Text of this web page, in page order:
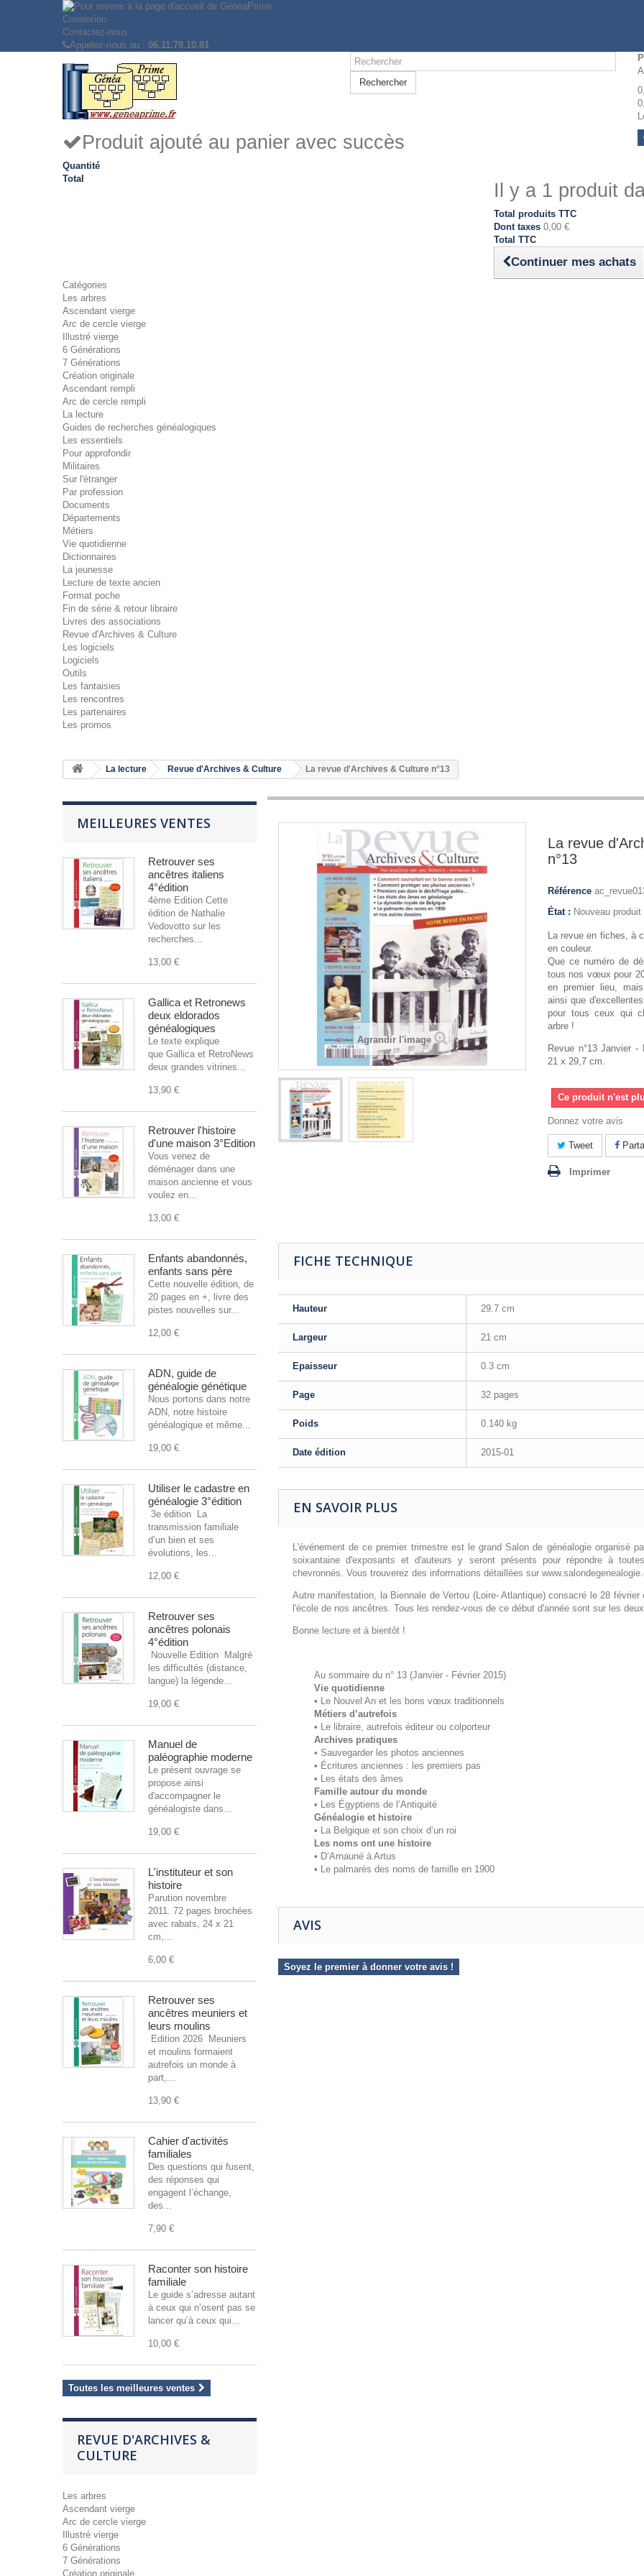
Connexion
Contactez-nous
Appelez-nous au : 06.11.78.10.81
Rechercher
Produit ajouté au panier avec succès
Quantité
Total
Il y a 1 produit
Total produits TTC
Dont taxes 0,00 €
Total TTC
Continuer mes achats
Catégories
Les arbres
Ascendant vierge
Arc de cercle vierge
Illustré vierge
6 Générations
7 Générations
Création originale
Ascendant rempli
Arc de cercle rempli
La lecture
Guides de recherches généalogiques
Les essentiels
Pour approfondir
Militaires
Sur l'étranger
Par profession
Documents
Départements
Métiers
Vie quotidienne
Dictionnaires
La jeunesse
Lecture de texte ancien
Format poche
Fin de série & retour libraire
Livres des associations
Revue d'Archives & Culture
Les logiciels
Logiciels
Outils
Les fantaisies
Les rencontres
Les partenaires
Les promos
La lecture Revue d'Archives & Culture La revue d'Archives & Culture n°13
MEILLEURES VENTES
Retrouver ses
ancêtres italiens
4°édition
4ème Edition Cette
édition de Nathalie
Vedovotto sur les
recherches...
13,00 €
Gallica et Retronews
deux eldorados
généalogiques
Le texte explique
que Gallica et RetroNews sont
deux grandes vitrines...
13,90 €
Retrouver l'histoire
d'une maison 3°Edition
Vous venez de
déménager dans une
maison ancienne et vous
voulez en...
13,00 €
Enfants abandonnés,
enfants sans père
Cette nouvelle édition, de
20 pages en +, livre des
pistes nouvelles sur...
12,00 €
ADN, guide de
généalogie génétique
Nous portons dans notre
ADN, notre histoire
généalogique et même...
19,00 €
Utiliser le cadastre en
généalogie 3°édition
3e édition La
transmission familiale
d’un bien et ses
évolutions, les...
12,00 €
Retrouver ses
ancêtres polonais
4°édition
Nouvelle Edition Malgré
les difficultés (distance,
langue) la légende...
19,00 €
Manuel de
paléographie moderne
Le présent ouvrage se
propose ainsi
d'accompagner le
généalogiste dans...
19,00 €
L'instituteur et son
histoire
Parution novembre
2011. 72 pages brochées
avec rabats, 24 x 21
cm,...
6,00 €
Retrouver ses
ancêtres meuniers et
leurs moulins
Edition 2026 Meuniers
et moulins formaient
autrefois un monde à
part,...
13,90 €
Cahier d'activités
familiales
Des questions qui fusent,
des réponses qui
engagent l’échange,
des...
7,90 €
Raconter son histoire
familiale
Le guide s’adresse autant
à ceux qui n’osent pas se
lancer qu’à ceux qui...
10,00 €
Toutes les meilleures ventes
REVUE D'ARCHIVES &
CULTURE
Les arbres
Ascendant vierge
Arc de cercle vierge
Illustré vierge
6 Générations
7 Générations
Création originale
Agrandir l'image
La revue
n°13
Référence
État : Nouveau produit
La revue en fiches, à
en couleur.
Que ce numéro de
tous nos vœux pour
en premier lieu,
ainsi que
pour tous ceux qui
arbre !
Revue n°13 Janvier -
21 x 29,7 cm.
Ce produit n'est
Donnez votre avis
Tweet
Imprimer
FICHE TECHNIQUE
Hauteur 29.7 cm
Largeur 21 cm
Epaisseur 0.3 cm
Page 32 pages
Poids 0.140 kg
Date édition 2015-01
EN SAVOIR PLUS
L'événement de ce premier trimestre est le grand Salon de généalogie organisé
soixantaine d'exposants et d'auteurs y seront présents pour répondre à
chevronnés. Vous trouverez des informations détaillées sur
Autre manifestation, la Biennale de Vertou (Loire- Atlantique) consacré le 28
l'école de nos ancêtres. Tous les rendez-vous de ce début d'année sont sur les
Bonne lecture et à bientôt !
Marie-Odile
Au sommaire du n° 13 (Janvier - Février 2015)
Vie quotidienne
• Le Nouvel An et les bons vœux traditionnels
Métiers d’autrefois
• Le libraire, autrefois éditeur ou colporteur
Archives pratiques
• Sauvegarder les photos anciennes
• Écritures anciennes : les premiers pas
• Les états des âmes
Famille autour du monde
• Les Égyptiens de l’Antiquité
Généalogie et histoire
• La Belgique et son choix d’un roi
Les noms ont une histoire
• D’Arnauné à Artus
• Le palmarès des noms de famille en 1900
AVIS
Soyez le premier à donner votre avis !